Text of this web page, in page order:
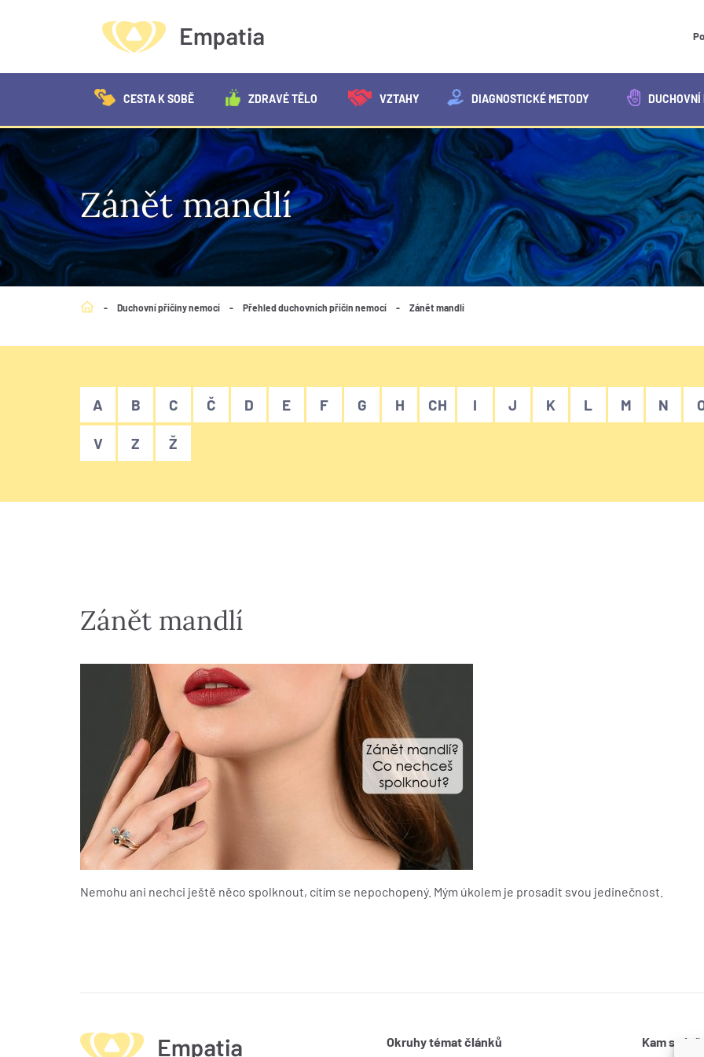
CESTA K SOBĚ ZDRAVÉ TĚLO VZTAHY DIAGNOSTICKÉ METODY DUCHOVNÍ
Zánět mandlí
- Duchovní příčiny nemocí - Přehled duchovních příčin nemocí - Zánět mandlí
A B C Č D E F G H CH I J K L M N
V Z Ž
Zánět mandlí
Nemohu ani nechci ještě něco spolknout, cítím se nepochopený. Mým úkolem je prosadit svou jedinečnost.
Okruhy témat článků Kam se